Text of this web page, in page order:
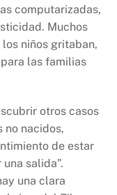
computarizadas,
Muchos
niños gritaban,
las familias
otros casos
no nacidos,
de estar
salida”.
una clara